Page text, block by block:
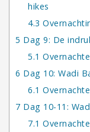
hikes
4.3
5 Dag 9: De
5.1
6 Dag 10: Wadi
6.1
7 Dag 10-11:
7.1